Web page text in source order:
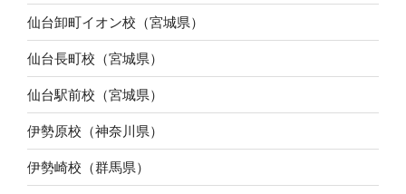
仙台卸町イオン校（宮城県）
仙台長町校（宮城県）
仙台駅前校（宮城県）
伊勢原校（神奈川県）
伊勢崎校（群馬県）